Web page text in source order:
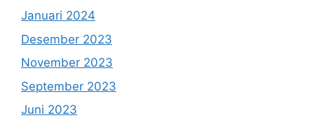
Januari 2024
Desember 2023
November 2023
September 2023
Juni 2023